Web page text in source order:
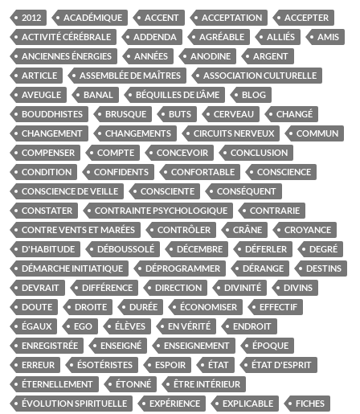
2012 ACADÉMIQUE ACCENT ACCEPTATION
ACCEPTER
ACTIVITÉ CÉRÉBRALE
ADDENDA AGRÉABLE ALLIÉS
AMIS
ANCIENNES ÉNERGIES
ANNÉES ANODINE
ARGENT
ARTICLE
ASSEMBLÉE DE MAÎTRES
ASSOCIATION CULTURELLE
AVEUGLE
BANAL BÉQUILLES DE L’ÂME
BLOG
BOUDDHISTES
BRUSQUE BUTS CERVEAU
CHANGÉ
CHANGEMENT
CHANGEMENTS CIRCUITS NERVEUX
COMMUN
COMPENSER
COMPTE CONCEVOIR
CONCLUSION
CONDITION
CONFIDENTS CONFORTABLE
CONSCIENCE
CONSCIENCE DE VEILLE
CONSCIENTE
CONSÉQUENT
CONSTATER
CONTRAINTE PSYCHOLOGIQUE
CONTRARIE
CONTRE VENTS ET MARÉES
CONTRÔLER CRÂNE
CROYANCE
D'HABITUDE
DÉBOUSSOLÉ DÉCEMBRE DÉFERLER
DEGRÉ
DÉMARCHE INITIATIQUE
DÉPROGRAMMER DÉRANGE
DESTINS
DEVRAIT
DIFFÉRENCE DIRECTION DIVINITÉ
DIVINS
DOUTE
DROITE DURÉE ÉCONOMISER
EFFECTIF
ÉGAUX
EGO ÉLÈVES EN VÉRITÉ
ENDROIT
ENREGISTRÉE
ENSEIGNÉ ENSEIGNEMENT
ÉPOQUE
ERREUR
ÉSOTÉRISTES ESPOIR ÉTAT
ÉTAT D'ESPRIT
ÉTERNELLEMENT
ÉTONNÉ
ÊTRE INTÉRIEUR
ÉVOLUTION SPIRITUELLE
EXPÉRIENCE EXPLICABLE
FICHES